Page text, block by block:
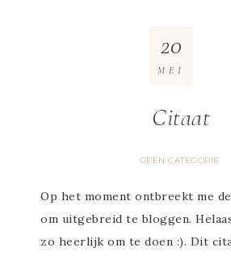
Citaat
GEEN CATEGORIE
20
MEI
Op het moment ontbreekt me
om uitgebreid te bloggen.
zo heerlijk om te doen :). Dit